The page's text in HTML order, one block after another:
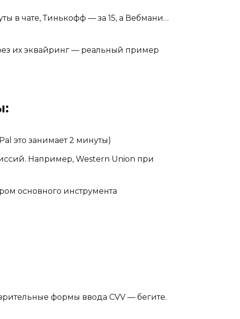
в чате, Тинькофф — за 15, а Вебмани…
их эквайринг — реальный пример
это занимает 2 минуты)
Например, Western Union при
основного инструмента
формы ввода CVV — бегите.